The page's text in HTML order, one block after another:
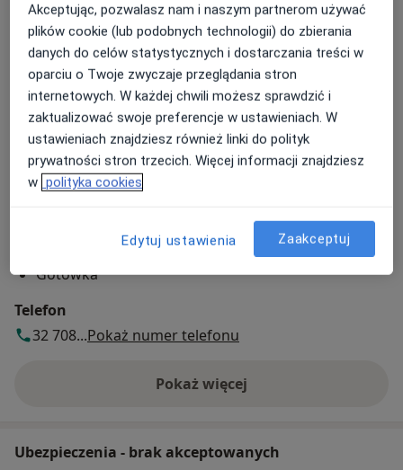
Specjalistyczna Praktyka Lekarska
Trzy Stawy 3a,43-100Tychy
Powiększ mapęotwiera się w nowej karcie
Dostępność
Metody płatności (wizyty prywatne)
Gotówka
Telefon
32 708...Pokaż numer telefonu
Pokaż więcej
o adresie
Ubezpieczenia - brak akceptowanych
Akceptując, pozwalasz nam i naszym partnerom używać
plików cookie (lub podobnych technologii) do zbierania
danych do celów statystycznych i dostarczania treści w
oparciu o Twoje zwyczaje przeglądania stron
internetowych. W każdej chwili możesz sprawdzić i
zaktualizować swoje preferencje w ustawieniach. W
ustawieniach znajdziesz również linki do polityk
prywatności stron trzecich. Więcej informacji znajdziesz
w polityka cookies
Edytuj ustawienia Zaakceptuj